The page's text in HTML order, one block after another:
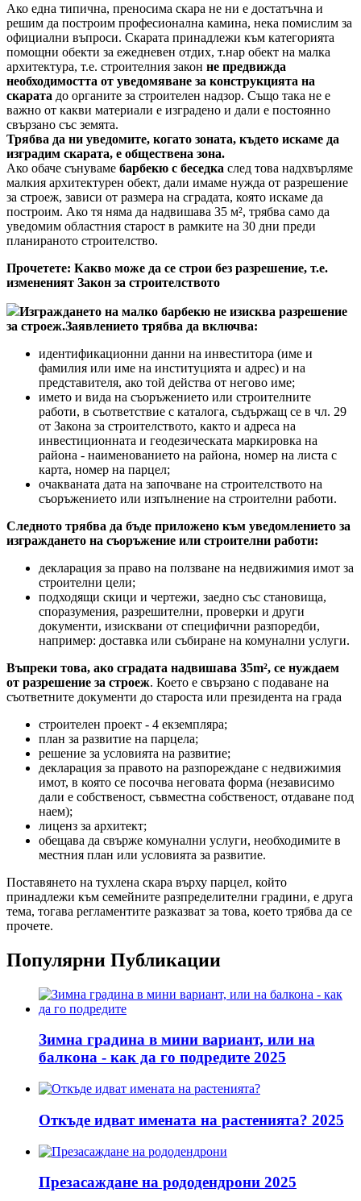
Ако една типична, преносима скара не ни е достатъчна и
решим да построим професионална камина, нека помислим за
официални въпроси. Скарата принадлежи към категорията
помощни обекти за ежедневен отдих, т.нар обект на малка
архитектура, т.е. строителния закон не предвижда
необходимостта от уведомяване за конструкцията на
скарата до органите за строителен надзор. Също така не е
важно от какви материали е изградено и дали е постоянно
свързано със земята.
Трябва да ни уведомите, когато зоната, където искаме да
изградим скарата, е обществена зона.
Ако обаче сънуваме барбекю с беседка след това надхвърляме
малкия архитектурен обект, дали имаме нужда от разрешение
за строеж, зависи от размера на сградата, която искаме да
построим. Ако тя няма да надвишава 35 м², трябва само да
уведомим областния старост в рамките на 30 дни преди
планираното строителство.
Прочетете: Какво може да се строи без разрешение, т.е.
измененият Закон за строителството
Изграждането на малко барбекю не изисква разрешение
за строеж.Заявлението трябва да включва:
идентификационни данни на инвеститора (име и
фамилия или име на институцията и адрес) и на
представителя, ако той действа от негово име;
името и вида на съоръжението или строителните
работи, в съответствие с каталога, съдържащ се в чл. 29
от Закона за строителството, както и адреса на
инвестиционната и геодезическата маркировка на
района - наименованието на района, номер на листа с
карта, номер на парцел;
очакваната дата на започване на строителството на
съоръжението или изпълнение на строителни работи.
Следното трябва да бъде приложено към уведомлението за
изграждането на съоръжение или строителни работи:
декларация за право на ползване на недвижимия имот за
строителни цели;
подходящи скици и чертежи, заедно със становища,
споразумения, разрешителни, проверки и други
документи, изисквани от специфични разпоредби,
например: доставка или събиране на комунални услуги.
Въпреки това, ако сградата надвишава 35m², се нуждаем
от разрешение за строеж. Което е свързано с подаване на
съответните документи до староста или президента на града
строителен проект - 4 екземпляра;
план за развитие на парцела;
решение за условията на развитие;
декларация за правото на разпореждане с недвижимия
имот, в която се посочва неговата форма (независимо
дали е собственост, съвместна собственост, отдаване под
наем);
лиценз за архитект;
обещава да свърже комунални услуги, необходимите в
местния план или условията за развитие.
Поставянето на тухлена скара върху парцел, който
принадлежи към семейните разпределителни градини, е друга
тема, тогава регламентите разказват за това, което трябва да се
прочете.
Популярни Публикации
Зимна градина в мини вариант, или на
балкона - как да го подредите 2025
Откъде идват имената на растенията? 2025
Презасаждане на рододендрони 2025